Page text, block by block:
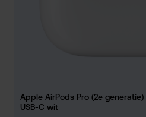
Apple AirPods Pro (2e
USB-C wit